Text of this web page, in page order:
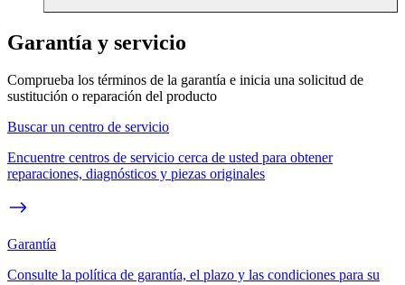
Garantía y servicio
Comprueba los términos de la garantía e inicia una solicitud de
sustitución o reparación del producto
Buscar un centro de servicio
Encuentre centros de servicio cerca de usted para obtener
reparaciones, diagnósticos y piezas originales
Garantía
Consulte la política de garantía, el plazo y las condiciones para su